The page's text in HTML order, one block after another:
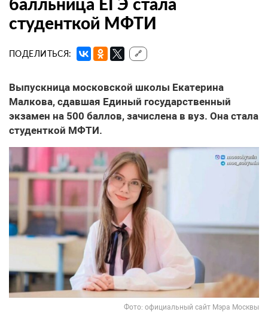
студенткой МФТИ
ПОДЕЛИТЬСЯ: 🔗
Выпускница московской школы Екатерина
Малкова, сдавшая Единый государственный
экзамен на 500 баллов, зачислена в вуз. Она стала
студенткой МФТИ.
Фото: официальный сайт Мэра Москвы